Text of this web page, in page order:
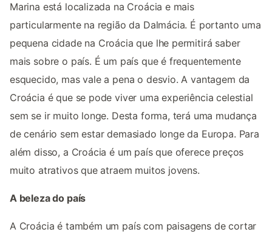
Marina está localizada na Croácia e mais
particularmente na região da Dalmácia. É portanto uma
pequena cidade na Croácia que lhe permitirá saber
mais sobre o país. É um país que é frequentemente
esquecido, mas vale a pena o desvio. A vantagem da
Croácia é que se pode viver uma experiência celestial
sem se ir muito longe. Desta forma, terá uma mudança
de cenário sem estar demasiado longe da Europa. Para
além disso, a Croácia é um país que oferece preços
muito atrativos que atraem muitos jovens.
A beleza do país
A Croácia é também um país com paisagens de cortar